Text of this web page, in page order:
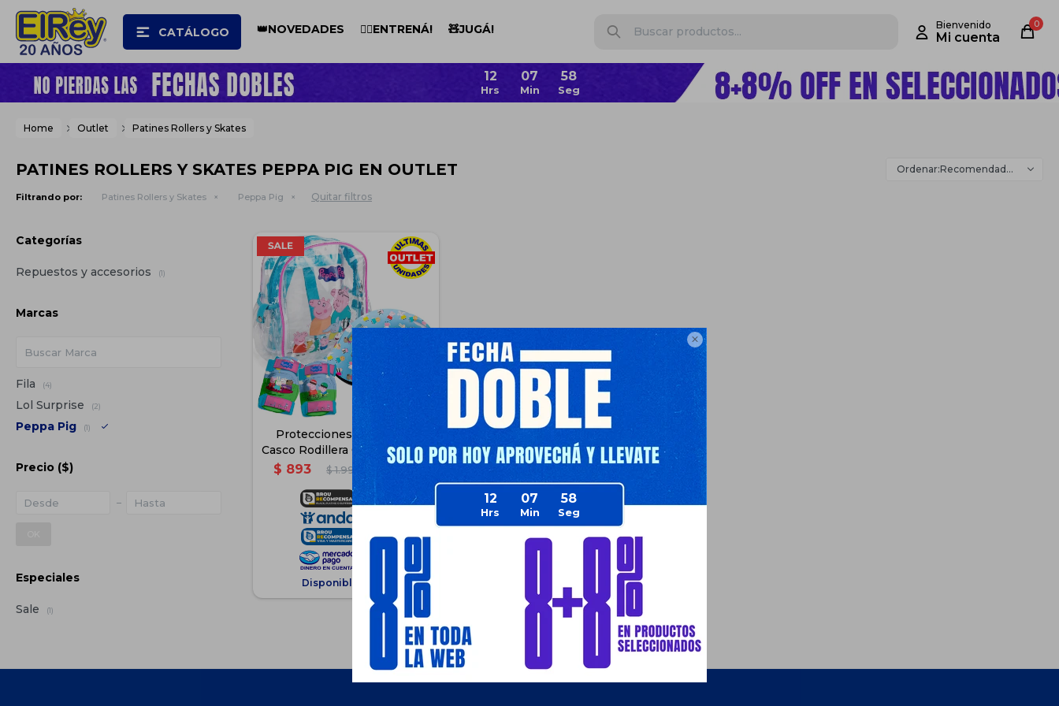

12 07 58
CATÁLOGO 👑NOVEDADES 🏋️‍♂️ENTRENÁ! 🧸JUGÁ! 0
Home Outlet Patines Rollers y Skates
PATINES ROLLERS Y SKATES PEPPA PIG EN OUTLET Recomendados
Filtrando por: Patines Rollers y Skates Peppa Pig Quitar filtros
Protecciones Peppa Pig
Casco Rodillera Codera- Patin
$ 893 $ 1.990
$ 670
759
Disponible Envío
Categorías
Repuestos y accesorios (1)
Marcas
Fila (4)
Lol Surprise (2)
Peppa Pig (1)
Precio ($)
Especiales
Sale (1)